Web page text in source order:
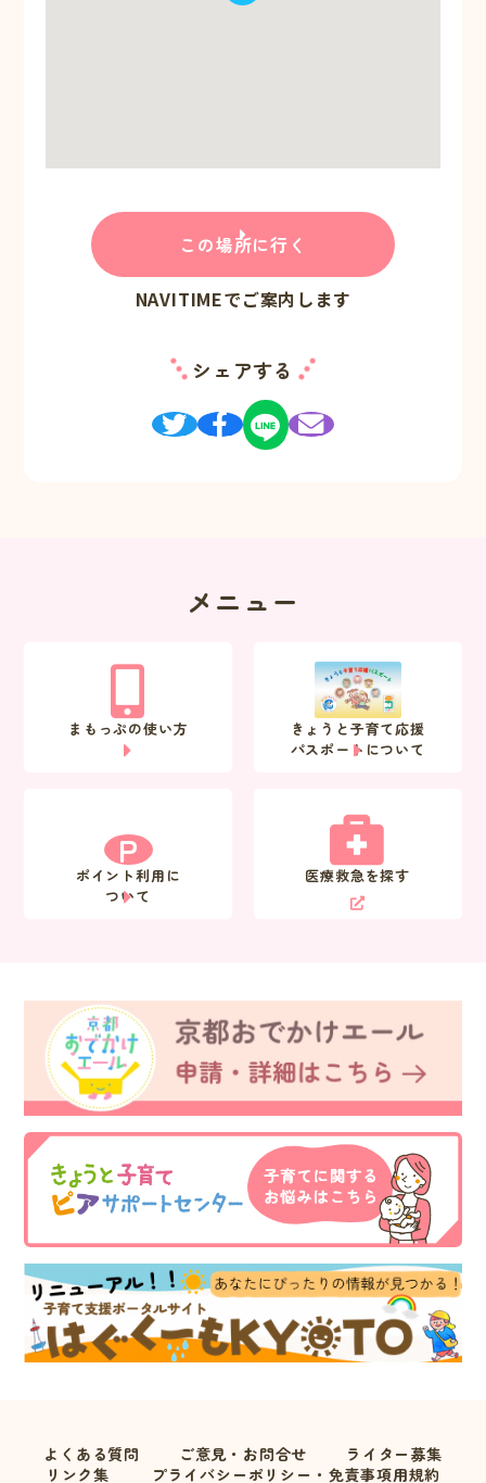
この場所に行く
NAVITIMEでご案内します
シェアする
メニュー
まもっぷの使い方
きょうと子育て応援
パスポートについて
P
ポイント利用に
ついて
医療救急を探す
よくある質問 ご意見・お問合せ
ライター募集
リンク集
プライバシーポリシー・免責事項用規約